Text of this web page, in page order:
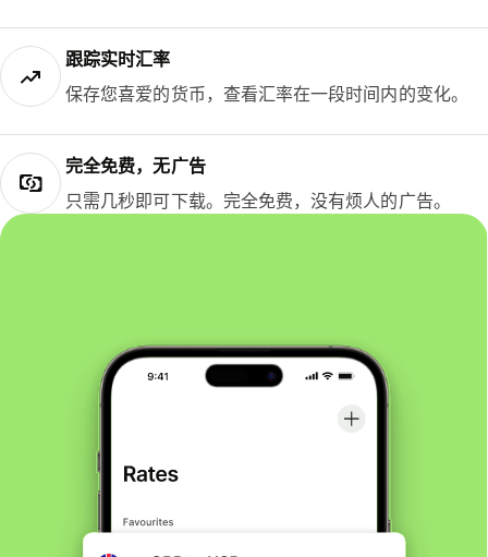
跟踪实时汇率
保存您喜爱的货币，查看汇率在一段时间内的变化。
完全免费，无广告
只需几秒即可下载。完全免费，没有烦人的广告。